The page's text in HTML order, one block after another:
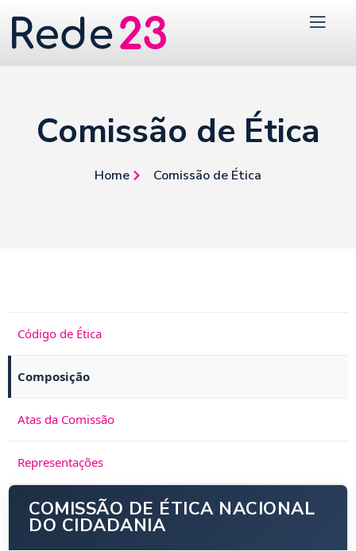
Comissão de Ética
Home Comissão de Ética
Código de Ética
Composição
Atas da Comissão
Representações
COMISSÃO DE ÉTICA NACIONAL
DO CIDADANIA